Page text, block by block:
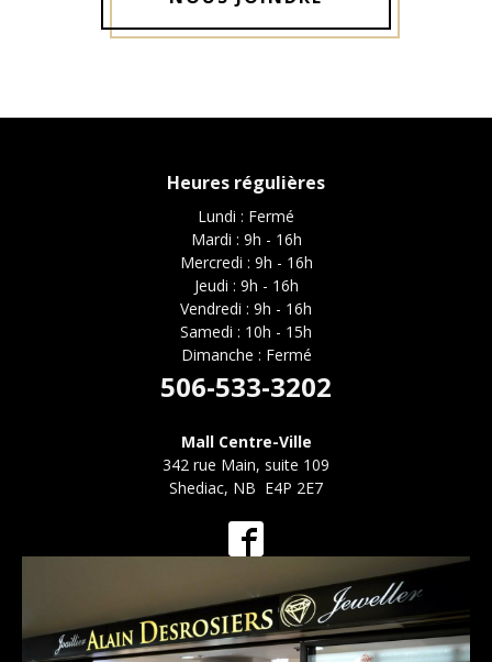
Heures régulières
Lundi : Fermé
Mardi : 9h - 16h
Mercredi : 9h - 16h
Jeudi : 9h - 16h
Vendredi : 9h - 16h
Samedi : 10h - 15h
Dimanche : Fermé
506-533-3202
Mall Centre-Ville
342 rue Main, suite 109
Shediac, NB E4P 2E7